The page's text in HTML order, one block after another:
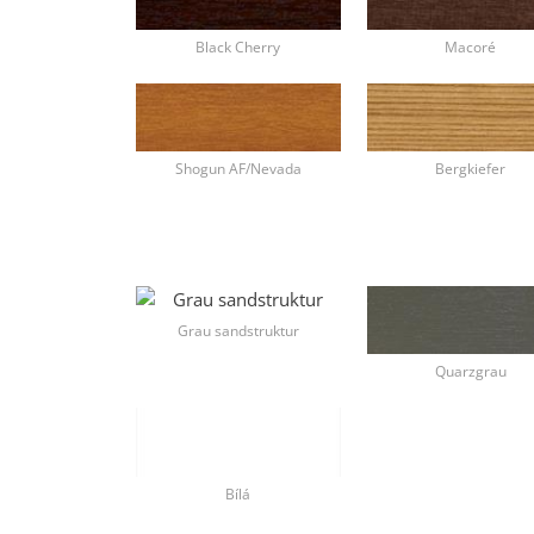
Black Cherry Macoré
Shogun AF/Nevada Bergkiefer
Grau sandstruktur
Quarzgrau
Bílá